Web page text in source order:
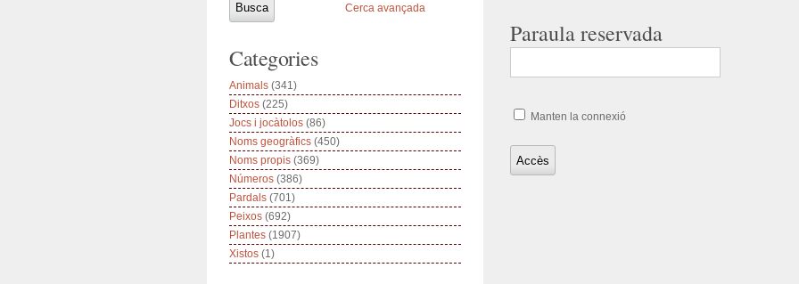
Paraula reservada
Manten la connexió
Cerca avançada
Categories
Animals (341)
Ditxos (225)
Jocs i jocàtolos (86)
Noms geogràfics (450)
Noms propis (369)
Números (386)
Pardals (701)
Peixos (692)
Plantes (1907)
Xistos (1)